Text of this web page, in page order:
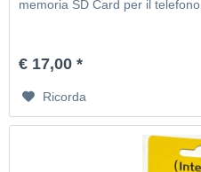
memoria SD Card per il
€ 17,00 *
Ricorda